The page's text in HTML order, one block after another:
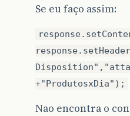
Se eu faço assim:
+"ProdutosxDia");
Nao encontra o